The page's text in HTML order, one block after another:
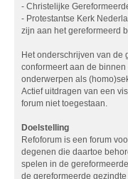
- Christelijke
- Protestantse Kerk
zijn aan het gereformeerd
Het onderschrijven van de
conformeert aan de
onderwerpen als
Actief uitdragen van een
forum niet toegestaan.
Doelstelling
Refoforum is een forum
degenen die daartoe
spelen in de
de gereformeerde